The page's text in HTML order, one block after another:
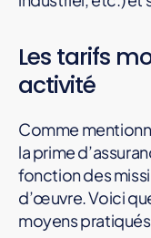
Les tarifs
activité
Comme
la prime
fonction des
d’œuvre. Voici
moyens